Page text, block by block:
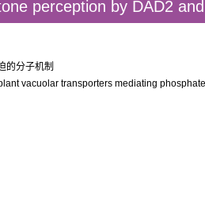
perception by DAD2
的分子机制
vacuolar transporters mediating